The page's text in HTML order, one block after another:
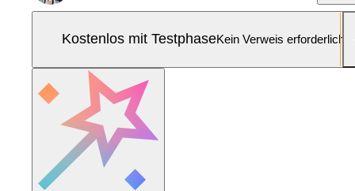
Kostenlos mit TestphaseKein Verweis erforderlich